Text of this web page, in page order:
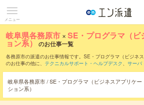
メニュー
岐阜県各務原市 ×SE・プログラマ（ビ
ョン系） のお仕事一覧
各務原市の派遣のお仕事情報です。SE・プログラマ（ビジネス
のお仕事の他に、 テクニカルサポート・ヘルプデスク 、 サーバ
などのこだわり条件で絞り込んでいただけます
グラマ（ビジネスアプリケーション系）のお仕事とは？とは？
岐阜県各務原市 / SE・プログラマ（ビジネスアプリケー
ション系）